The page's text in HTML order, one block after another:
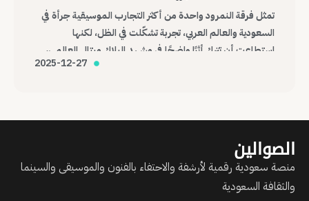
تمثل فرقة النمرود واحدة من أكثر التجارب الموسيقية جرأة في
السعودية والعالم العربي، تجربة تشكّلت في الظل، لكنها
استطاعت أن تترك أثرًا واضحًا في مشهد البلاك ميتال العالمي،
وتؤكد أن الموسيقى، مهما كانت هامشية أو صادمة، قادرة على
2025-12-27
الصوالين
منصة سعودية رقمية لأرشفة والاحتفاء بالفنون والموسيقى والسينما
والثقافة السعودية